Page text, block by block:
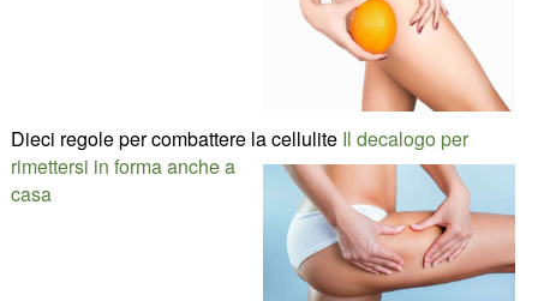
Dieci regole per combattere la cellulite Il decalogo per
rimettersi in forma anche a
casa